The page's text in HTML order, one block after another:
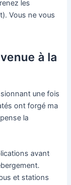
les
Vous ne vous
à la
une fois
ont forgé ma
la
avant
et stations